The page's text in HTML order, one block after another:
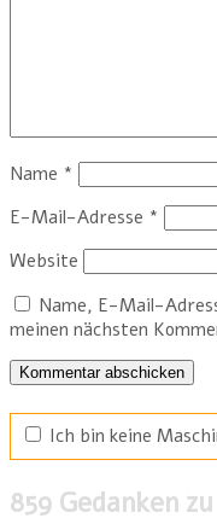
Name *
E-Mail-Adresse *
Website
Name, E-Mail-
meinen nächsten
Ich bin keine
859 Gedanken